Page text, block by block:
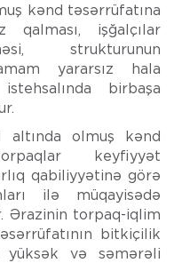
kənd təsərrüfatına
qalması, işğalçılar
strukturunun
yararsız hala
birbaşa
altında olmuş kənd
keyfiyyət
qabiliyyətinə görə
ilə müqayisədə
Ərazinin torpaq-iqlim
bitkiçilik
yüksək və səmərəli